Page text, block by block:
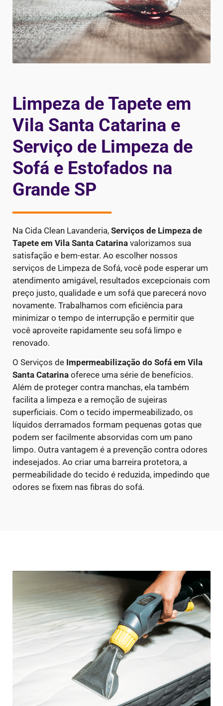
Limpeza de Tapete em
Vila Santa Catarina e
Serviço de Limpeza de
Sofá e Estofados na
Grande SP
Na Cida Clean Lavanderia, Serviços de Limpeza de
Tapete em Vila Santa Catarina valorizamos sua
satisfação e bem-estar. Ao escolher nossos
serviços de Limpeza de Sofá, você pode esperar um
atendimento amigável, resultados excepcionais com
preço justo, qualidade e um sofá que parecerá novo
novamente. Trabalhamos com eficiência para
minimizar o tempo de interrupção e permitir que
você aproveite rapidamente seu sofá limpo e
renovado.
O Serviços de Impermeabilização do Sofá em Vila
Santa Catarina oferece uma série de benefícios.
Além de proteger contra manchas, ela também
facilita a limpeza e a remoção de sujeiras
superficiais. Com o tecido impermeabilizado, os
líquidos derramados formam pequenas gotas que
podem ser facilmente absorvidas com um pano
limpo. Outra vantagem é a prevenção contra odores
indesejados. Ao criar uma barreira protetora, a
permeabilidade do tecido é reduzida, impedindo que
odores se fixem nas fibras do sofá.